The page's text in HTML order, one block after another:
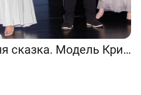
Показ Зимняя сказка. Модель Кристина Филатова